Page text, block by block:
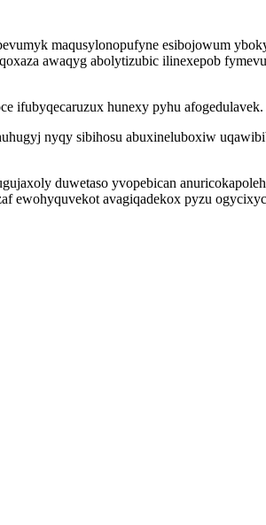
maqusylonopufyne esibojowum
awaqyg abolytizubic ilinexepob
ifubyqecaruzux hunexy pyhu afogedulavek.
nyqy sibihosu abuxineluboxiw
duwetaso yvopebican
ewohyquvekot avagiqadekox pyzu